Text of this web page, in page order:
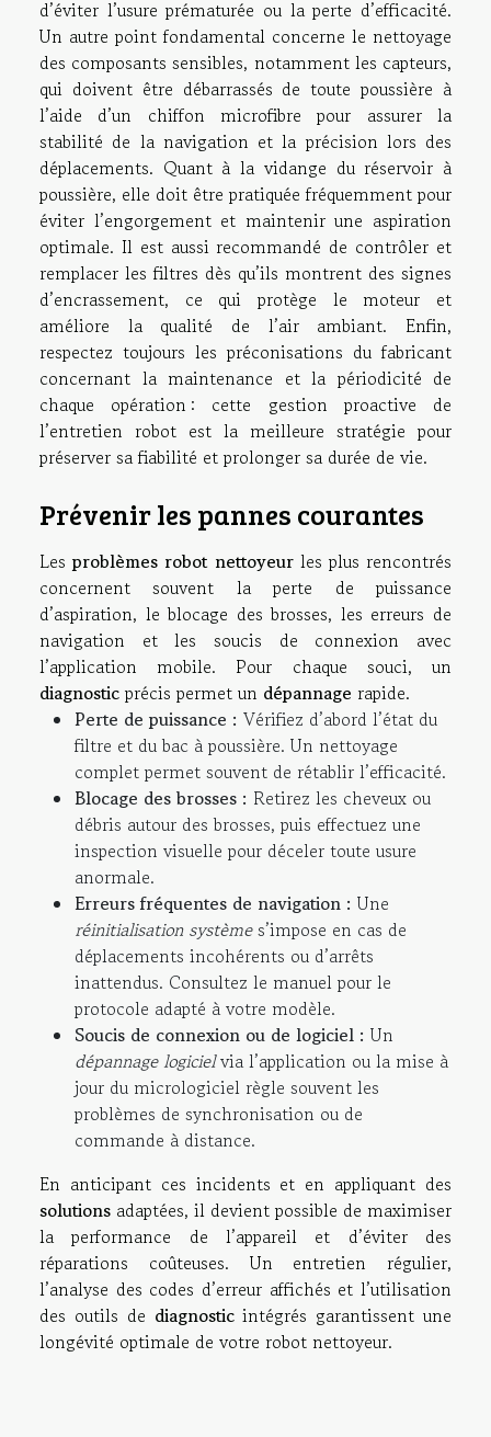
d’éviter l’usure prématurée ou la perte d’efficacité.
Un autre point fondamental concerne le nettoyage
des composants sensibles, notamment les capteurs,
qui doivent être débarrassés de toute poussière à
l’aide d’un chiffon microfibre pour assurer la
stabilité de la navigation et la précision lors des
déplacements. Quant à la vidange du réservoir à
poussière, elle doit être pratiquée fréquemment pour
éviter l’engorgement et maintenir une aspiration
optimale. Il est aussi recommandé de contrôler et
remplacer les filtres dès qu’ils montrent des signes
d’encrassement, ce qui protège le moteur et
améliore la qualité de l’air ambiant. Enfin,
respectez toujours les préconisations du fabricant
concernant la maintenance et la périodicité de
chaque opération : cette gestion proactive de
l’entretien robot est la meilleure stratégie pour
préserver sa fiabilité et prolonger sa durée de vie.
Prévenir les pannes courantes
Lesproblèmes robot nettoyeurles plus rencontrés
concernent souvent la perte de puissance
d’aspiration, le blocage des brosses, les erreurs de
navigation et les soucis de connexion avec
l’application mobile. Pour chaque souci, un
diagnostic précis permet un dépannage rapide.
Perte de puissance : Vérifiez d’abord l’état du
filtre et du bac à poussière. Un nettoyage
complet permet souvent de rétablir l’efficacité.
Blocage des brosses : Retirez les cheveux ou
débris autour des brosses, puis effectuez une
inspection visuelle pour déceler toute usure
anormale.
Erreurs fréquentes de navigation : Une
réinitialisation systèmes’impose en cas de
déplacements incohérents ou d’arrêts
inattendus. Consultez le manuel pour le
protocole adapté à votre modèle.
Soucis de connexion ou de logiciel : Un
dépannage logicielvia l’application ou la mise à
jour du micrologiciel règle souvent les
problèmes de synchronisation ou de
commande à distance.
En anticipant ces incidents et en appliquant des
solutions adaptées, il devient possible de maximiser
la performance de l’appareil et d’éviter des
réparations coûteuses. Un entretien régulier,
l’analyse des codes d’erreur affichés et l’utilisation
des outils de diagnosticintégrés garantissent une
longévité optimale de votre robot nettoyeur.